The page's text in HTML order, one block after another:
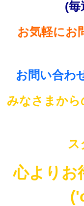
(毎
お気軽にお
お問い合わ
みなさまから
ス
心よりお